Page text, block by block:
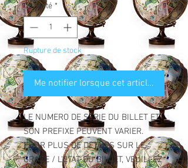
Quantité *
Rupture de stock
Me notifier lorsque cet article est
LE NUMERO DE SERIE DU BILLET ET
SON PREFIXE PEUVENT VARIER.
POUR PLUS DE DETAILS SUR LE
GRADE / L'ETAT DU BILLET, VEUILLEZ